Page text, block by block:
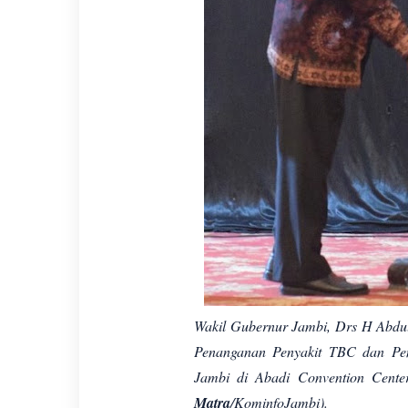
Wakil Gubernur Jambi, Drs H
Penanganan Penyakit TBC dan
Jambi di Abadi Convention
Matra/KominfoJambi).